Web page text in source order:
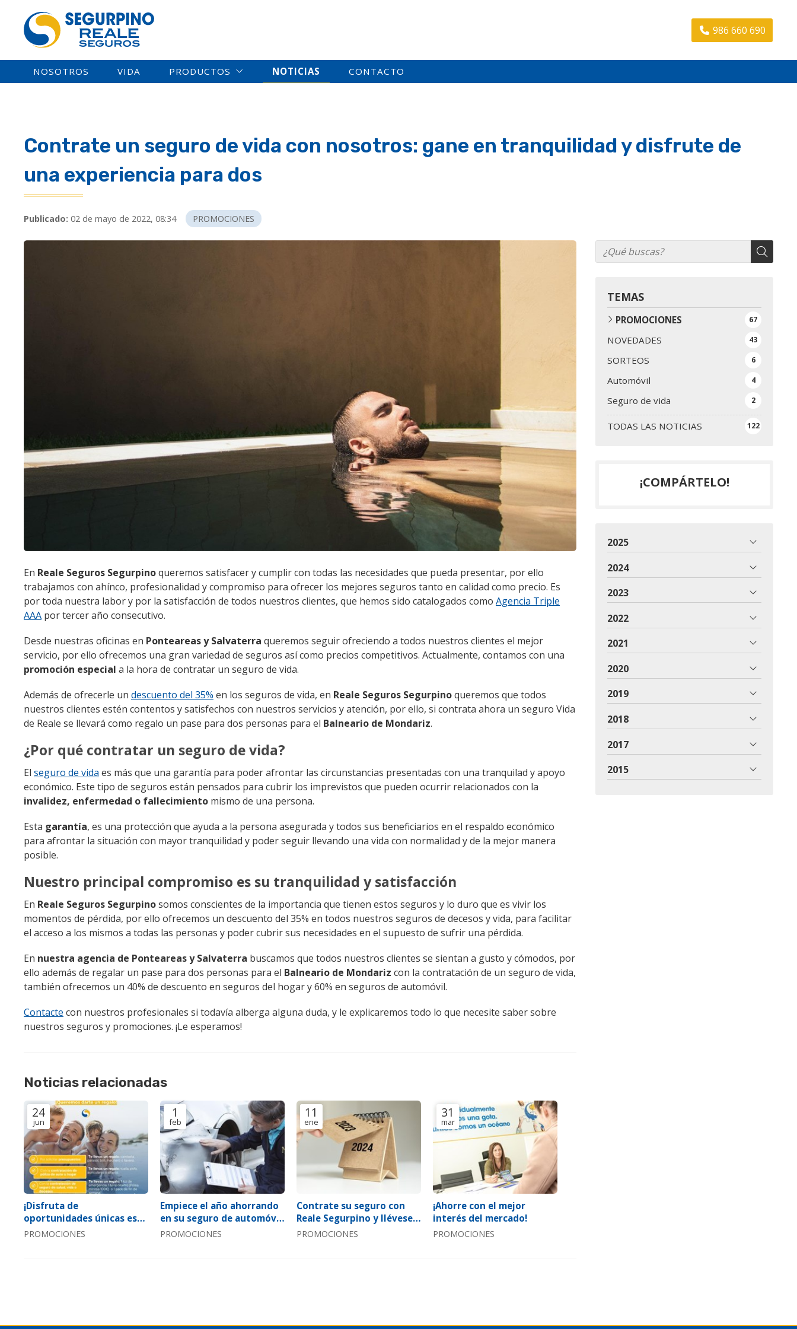
986 660 690
NOSOTROS VIDA PRODUCTOS NOTICIAS CONTACTO
Contrate un seguro de vida con nosotros: gane en tranquilidad y disfrute de
una experiencia para dos
Publicado: 02 de mayo de 2022, 08:34 PROMOCIONES
TEMAS
TODAS LAS NOTICIAS 122
PROMOCIONES 67
NOVEDADES 43
SORTEOS 6
Automóvil 4
Seguro de vida 2
En Reale Seguros Segurpinoqueremos satisfacer y cumplir con todas las necesidades que pueda presentar, por ello
trabajamos con ahínco, profesionalidad y compromiso para ofrecer los mejores seguros tanto en calidad como precio. Es
por toda nuestra labor y por la satisfacción de todos nuestros clientes, que hemos sido catalogados como Agencia Triple
AAA por tercer año consecutivo.
Desde nuestras oficinas en Ponteareas y Salvaterra queremos seguir ofreciendo a todos nuestros clientes el mejor
servicio, por ello ofrecemos una gran variedad de seguros así como precios competitivos. Actualmente, contamos con una
promoción especial a la hora de contratar un seguro de vida.
Además de ofrecerle un descuento del 35% en los seguros de vida, en Reale Seguros Segurpinoqueremos que todos
nuestros clientes estén contentos y satisfechos con nuestros servicios y atención, por ello, si contrata ahora un seguro Vida
de Reale se llevará como regalo un pase para dos personas para el Balneario de Mondariz.
¿Por qué contratar un seguro de vida?
El seguro de vida es más que una garantía para poder afrontar las circunstancias presentadas con una tranquilad y apoyo
económico. Este tipo de seguros están pensados para cubrir los imprevistos que pueden ocurrir relacionados con la
invalidez, enfermedad o fallecimiento mismo de una persona.
Esta garantía, es una protección que ayuda a la persona asegurada y todos sus beneficiarios en el respaldo económico
para afrontar la situación con mayor tranquilidad y poder seguir llevando una vida con normalidad y de la mejor manera
posible.
Nuestro principal compromiso es su tranquilidad y satisfacción
En Reale Seguros Segurpinosomos conscientes de la importancia que tienen estos seguros y lo duro que es vivir los
momentos de pérdida, por ello ofrecemos un descuento del 35% en todos nuestros seguros de decesos y vida, para facilitar
el acceso a los mismos a todas las personas y poder cubrir sus necesidades en el supuesto de sufrir una pérdida.
En nuestra agencia de Ponteareas y Salvaterra buscamos que todos nuestros clientes se sientan a gusto y cómodos, por
ello además de regalar un pase para dos personas para el Balneario de Mondariz con la contratación de un seguro de vida,
también ofrecemos un 40% de descuento en seguros del hogar y 60% en seguros de automóvil.
Contacte con nuestros profesionales si todavía alberga alguna duda, y le explicaremos todo lo que necesite saber sobre
nuestros seguros y promociones. ¡Le esperamos!
Noticias relacionadas
24
jun
¡Disfruta de
oportunidades únicas este
verano con nuestra
PROMOCIONES
1
feb
Empiece el año ahorrando
en su seguro de automóvil:
¡súper oferta auto 2024!
PROMOCIONES
11
ene
Contrate su seguro con
Reale Segurpino y llévese
un calendario de 2024
PROMOCIONES
31
mar
¡Ahorre con el mejor
interés del mercado!
PROMOCIONES
¡COMPÁRTELO!
2025
2024
2023
2022
2021
2020
2019
2018
2017
2015